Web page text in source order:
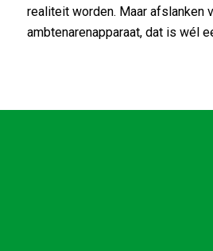
realiteit worden. Maar afslanken
ambtenarenapparaat, dat is wél